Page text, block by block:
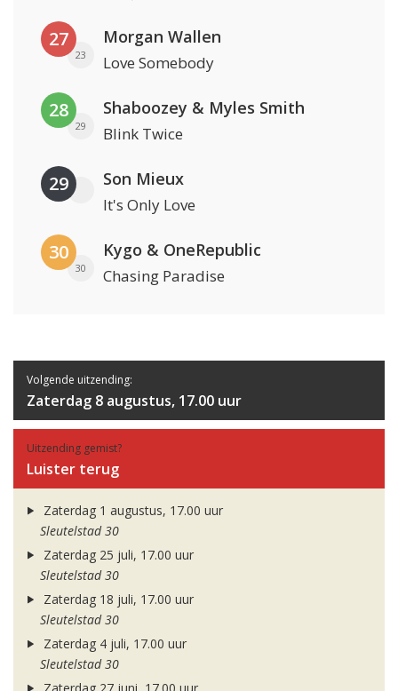
27
23
Morgan Wallen
Love Somebody
28
29
Shaboozey & Myles Smith
Blink Twice
29 Son Mieux
It's Only Love
30
30
Kygo & OneRepublic
Chasing Paradise
Volgende uitzending:
Zaterdag 8 augustus, 17.00 uur
Uitzending gemist?
Luister terug
Zaterdag 1 augustus, 17.00 uur
Sleutelstad 30
Zaterdag 25 juli, 17.00 uur
Sleutelstad 30
Zaterdag 18 juli, 17.00 uur
Sleutelstad 30
Zaterdag 4 juli, 17.00 uur
Sleutelstad 30